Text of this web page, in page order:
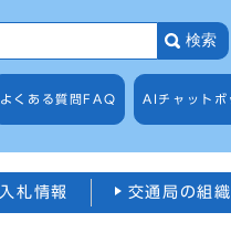
検索
よくある質問 FAQ AIチャットボ
入札情報 交通局の組織